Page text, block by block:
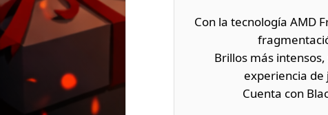
Con la tecnología AMD
Brillos más
experiencia de
Cuenta con